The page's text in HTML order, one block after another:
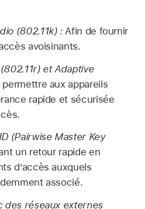
(802.11k) :Afin de fournir
avoisinants.
et Adaptive
aux appareils
rapide et sécurisée
(Pairwise Master Key
un retour rapide en
d’accès auxquels
associé.
des réseaux externes